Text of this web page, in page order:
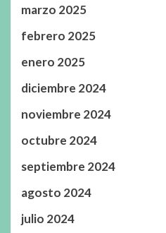
marzo 2025
febrero 2025
enero 2025
diciembre 2024
noviembre 2024
octubre 2024
septiembre 2024
agosto 2024
julio 2024